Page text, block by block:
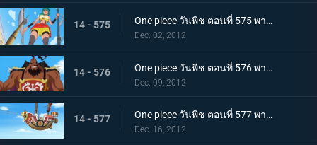
14 - 575 One piece วันพีช ตอนที่ 575 พากย์ไทย ภาคความทะเยอทะยานของเซ็ตโต้ คนยักษ์ตัวน้อย ลินลี่!
Dec. 02, 2012
14 - 576 One piece วันพีช ตอนที่ 576 พากย์ไทย ภาคความทะเยอทะยานของเซ็ตโต้ กองทัพเรือปริศนาสุดแข็งแกร่งปรากฏตัว!
Dec. 09, 2012
14 - 577 One piece วันพีช ตอนที่ 577 พากย์ไทย ภาคความทะเยอทะยานของเซ็ตโต้ ! แผนหลบหนีครั้งยิ่งใหญ่ถวายชีวิต!
Dec. 16, 2012